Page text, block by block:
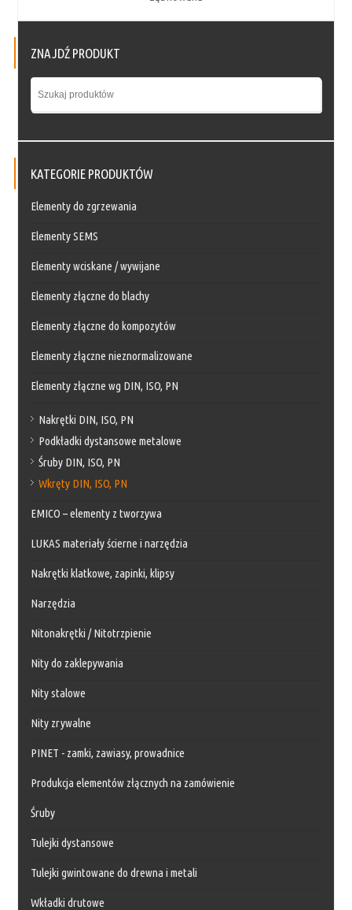
ZNAJDŹ PRODUKT
KATEGORIE PRODUKTÓW
Elementy do zgrzewania
Elementy SEMS
Elementy wciskane / wywijane
Elementy złączne do blachy
Elementy złączne do kompozytów
Elementy złączne nieznormalizowane
Elementy złączne wg DIN, ISO, PN
Nakrętki DIN, ISO, PN
Podkładki dystansowe metalowe
Śruby DIN, ISO, PN
Wkręty DIN, ISO, PN
EMICO – elementy z tworzywa
LUKAS materiały ścierne i narzędzia
Nakrętki klatkowe, zapinki, klipsy
Narzędzia
Nitonakrętki / Nitotrzpienie
Nity do zaklepywania
Nity stalowe
Nity zrywalne
PINET - zamki, zawiasy, prowadnice
Produkcja elementów złącznych na zamówienie
Śruby
Tulejki dystansowe
Tulejki gwintowane do drewna i metali
Wkładki drutowe